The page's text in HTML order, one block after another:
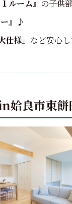
ルーム』 の子供
』 ♪
様』 など安心
姶良市東餅